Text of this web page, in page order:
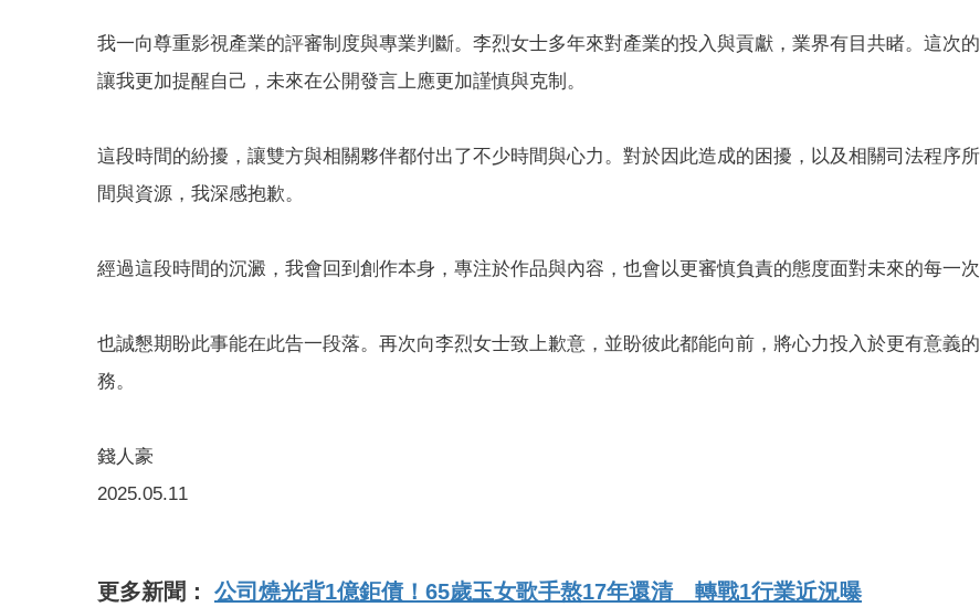
我一向尊重影視產業的評審制度與專業判斷。李烈女士多年來對產業的投入與貢獻，業界有目共睹。這次
讓我更加提醒自己，未來在公開發言上應更加謹慎與克制。
這段時間的紛擾，讓雙方與相關夥伴都付出了不少時間與心力。對於因此造成的困擾，以及相關司法程序
間與資源，我深感抱歉。
經過這段時間的沉澱，我會回到創作本身，專注於作品與內容，也會以更審慎負責的態度面對未來的每一次
也誠懇期盼此事能在此告一段落。再次向李烈女士致上歉意，並盼彼此都能向前，將心力投入於更有意義
務。
錢人豪
2025.05.11
更多新聞： 公司燒光背1億鉅債！65歲玉女歌手熬17年還清 轉戰1行業近況曝